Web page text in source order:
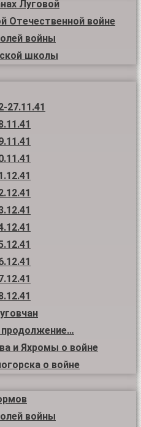
Луговой
Отечественной войне
войны
школы
27.11.41
и Яхромы о войне
о войне
войны